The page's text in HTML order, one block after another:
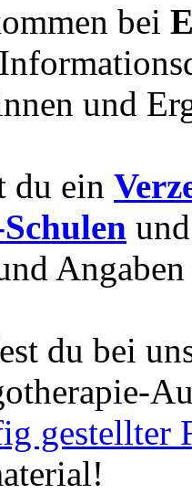
bei
und
du ein
du bei
gestellter